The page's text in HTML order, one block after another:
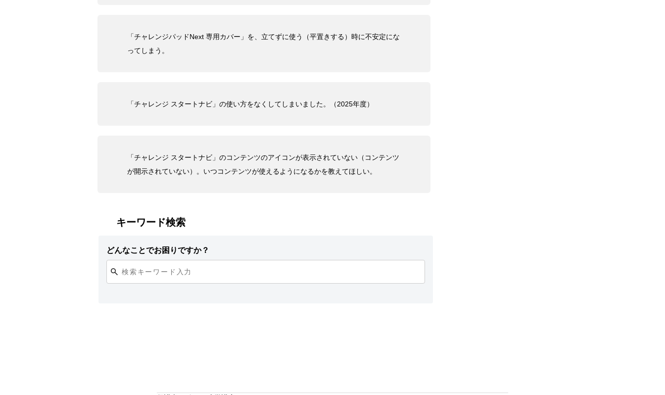
「チャレンジパッドNext 専用カバー」を、立てずに使う（平置きする）時に不安定にな
ってしまう。
「チャレンジ スタートナビ」の使い方をなくしてしまいました。（2025年度）
「チャレンジ スタートナビ」のコンテンツのアイコンが表示されていない（コンテンツ
が開示されていない）。いつコンテンツが使えるようになるかを教えてほしい。
キーワード検索
どんなことでお困りですか？